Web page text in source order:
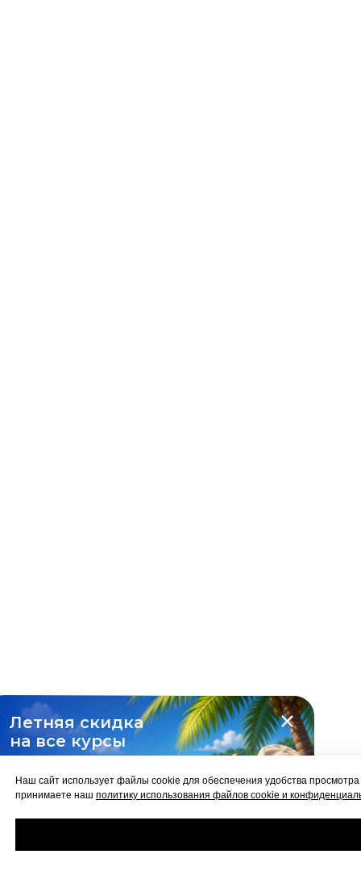
Наш сайт использует файлы cookie для обеспечения удобства
принимаете наш политику использования файлов cookie и
Летняя скидка
на все курсы
-10%
Забрать скидку